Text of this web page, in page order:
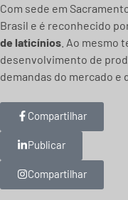
Com sede em
Brasil e é reconhecido
de laticínios . Ao mesmo
desenvolvimento de
demandas do mercado e
Compartilhar
Publicar
Compartilhar